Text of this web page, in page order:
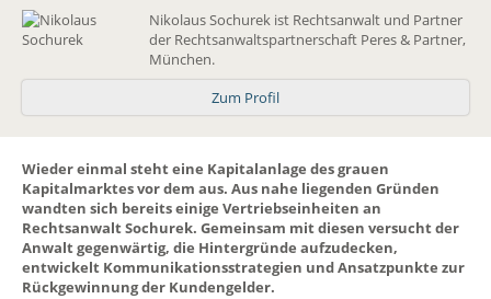
Nikolaus Sochurek ist Rechtsanwalt und Partner
der Rechtsanwaltspartnerschaft Peres & Partner,
München.
Zum Profil
Wieder einmal steht eine Kapitalanlage des grauen
Kapitalmarktes vor dem aus. Aus nahe liegenden Gründen
wandten sich bereits einige Vertriebseinheiten an
Rechtsanwalt Sochurek. Gemeinsam mit diesen versucht der
Anwalt gegenwärtig, die Hintergründe aufzudecken,
entwickelt Kommunikationsstrategien und Ansatzpunkte zur
Rückgewinnung der Kundengelder.